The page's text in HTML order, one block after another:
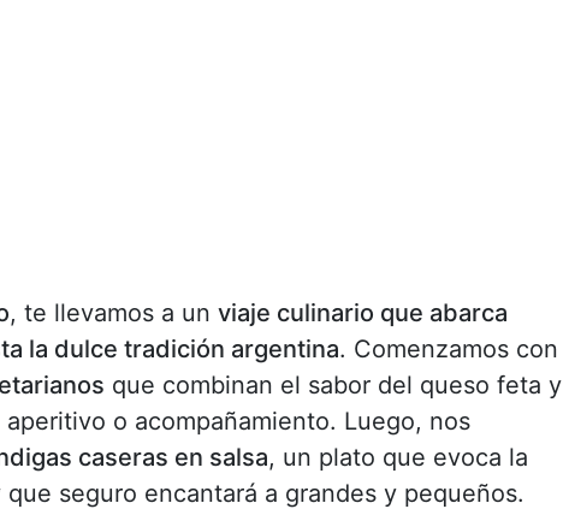
, te llevamos a un viaje culinario que abarca
la dulce tradición argentina. Comenzamos con
que combinan el sabor del queso feta y
o acompañamiento. Luego, nos
caseras en salsa, un plato que evoca la
seguro encantará a grandes y pequeños.